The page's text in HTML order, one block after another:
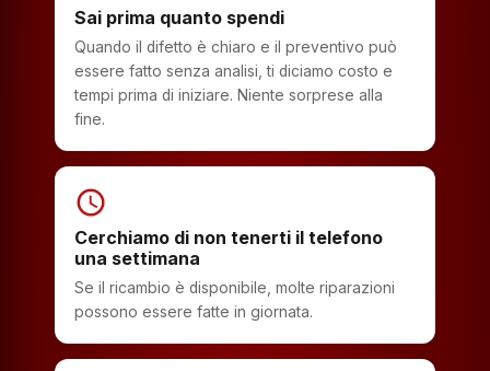
Sai prima quanto spendi
Quando il difetto è chiaro e il preventivo può
essere fatto senza analisi, ti diciamo costo e
tempi prima di iniziare. Niente sorprese alla
fine.
schedule
Cerchiamo di non tenerti il telefono
una settimana
Se il ricambio è disponibile, molte riparazioni
possono essere fatte in giornata.